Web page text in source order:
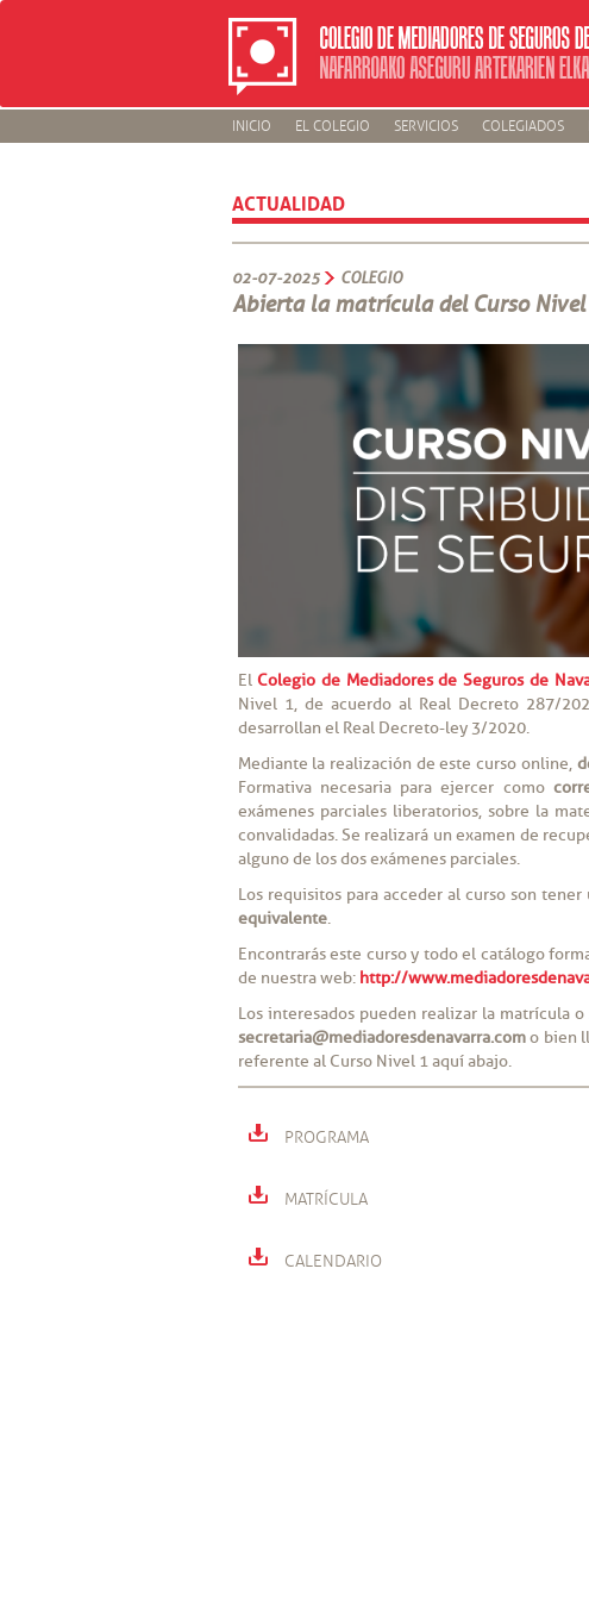
INICIO EL COLEGIO SERVICIOS COLEGIADOS
ACTUALIDAD
02-07-2025 COLEGIO
Abierta la matrícula del Curso
ElColegio de Mediadores de Seguros de
Nivel 1, de acuerdo al Real Decreto 287/
desarrollan el Real Decreto-ley 3/2020.
Mediante la realización de este curso online,
Formativa necesaria para ejercer como
exámenes parciales liberatorios, sobre la
convalidadas. Se realizará un examen de
alguno de los dos exámenes parciales.
Los requisitos para acceder al curso son
equivalente.
Encontrarás este curso y todo el catálogo
de nuestra web: http://
Los interesados pueden realizar la matrícula
secretaria@mediadoresdenavarra.como bien
referente al Curso Nivel 1 aquí abajo.
PROGRAMA
MATRÍCULA
CALENDARIO